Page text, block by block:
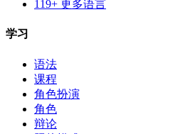
119+ 更多语言
学习
语法
课程
角色扮演
角色
辩论